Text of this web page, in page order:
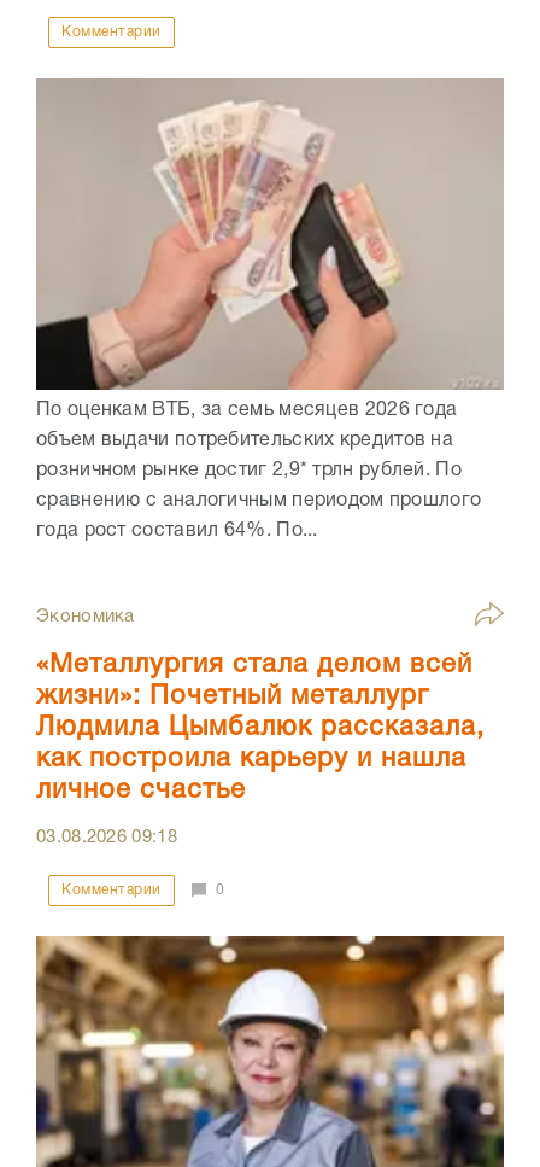
Комментарии
По оценкам ВТБ, за семь месяцев 2026 года
объем выдачи потребительских кредитов на
розничном рынке достиг 2,9* трлн рублей. По
сравнению с аналогичным периодом прошлого
года рост составил 64%. По...
Экономика
«Металлургия стала делом всей
жизни»: Почетный металлург
Людмила Цымбалюк рассказала,
как построила карьеру и нашла
личное счастье
03.08.202609:18
Комментарии 0